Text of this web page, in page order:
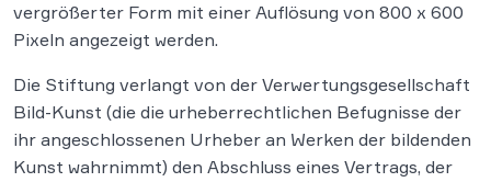
vergrößerter Form mit einer Auflösung von 800 x 600
Pixeln angezeigt werden.
Die Stiftung verlangt von der Verwertungsgesellschaft
Bild-Kunst (die die urheberrechtlichen Befugnisse der
ihr angeschlossenen Urheber an Werken der bildenden
Kunst wahrnimmt) den Abschluss eines Vertrags, der